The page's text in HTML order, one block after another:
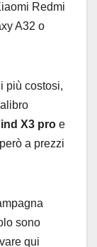
Redmi
A32 o
più costosi,
X3 pro e
a prezzi
sono
qui